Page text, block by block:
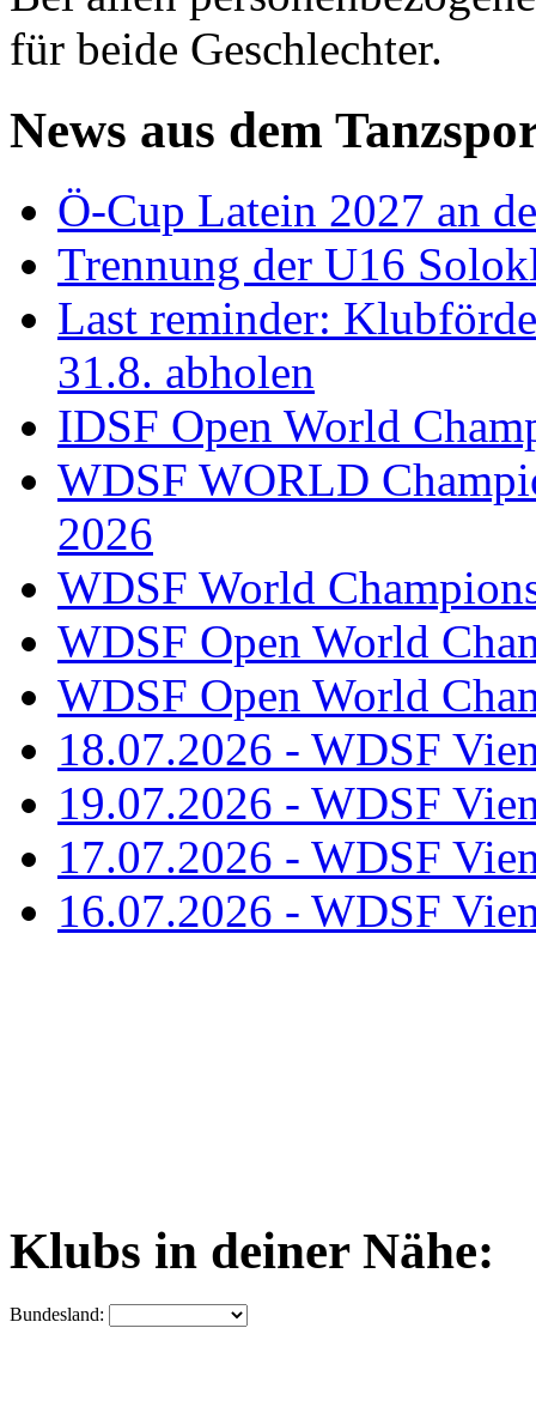
für beide Geschlechter.
News aus dem
Ö-Cup Latein 2027 an
Trennung der U16
Last reminder:
31.8. abholen
IDSF Open World
WDSF WORLD
2026
WDSF World
WDSF Open World
WDSF Open World
18.07.2026 - WDSF
19.07.2026 - WDSF
17.07.2026 - WDSF
16.07.2026 - WDSF
Klubs in deiner Nähe:
Bundesland: